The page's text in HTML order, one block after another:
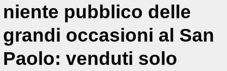
niente pubblico delle
grandi occasioni al San
Paolo: venduti solo